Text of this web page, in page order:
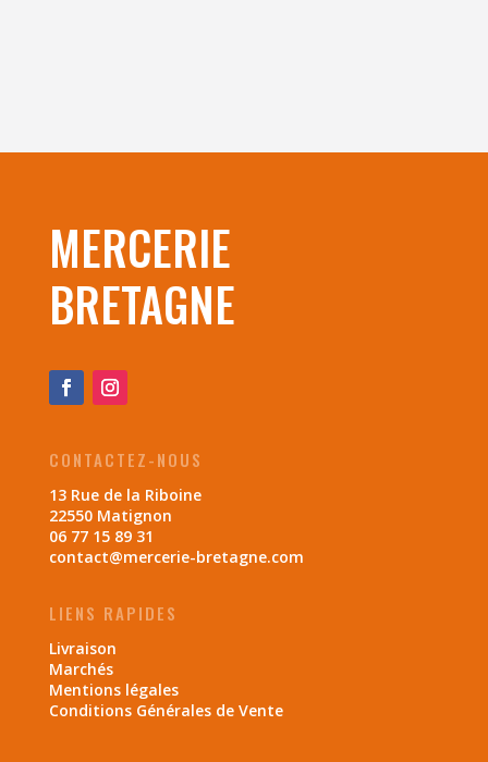
MERCERIE
BRETAGNE
CONTACTEZ-NOUS
13 Rue de la Riboine
22550 Matignon
06 77 15 89 31
contact@mercerie-bretagne.com
LIENS RAPIDES
Livraison
Marchés
Mentions légales
Conditions Générales de Vente